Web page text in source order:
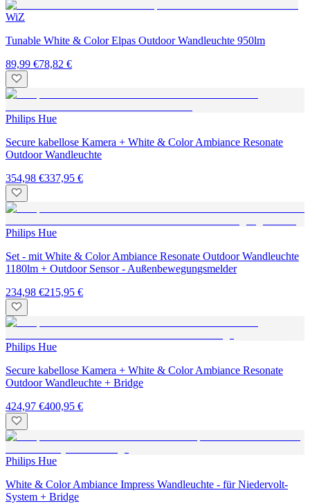
WiZ
Tunable White & Color Elpas Outdoor Wandleuchte 950lm
89,99 €78,82 €
Philips Hue
Secure kabellose Kamera + White & Color Ambiance Resonate
Outdoor Wandleuchte
354,98 €337,95 €
Philips Hue
Set - mit White & Color Ambiance Resonate Outdoor Wandleuchte
1180lm + Outdoor Sensor - Außenbewegungsmelder
234,98 €215,95 €
Philips Hue
Secure kabellose Kamera + White & Color Ambiance Resonate
Outdoor Wandleuchte + Bridge
424,97 €400,95 €
Philips Hue
White & Color Ambiance Impress Wandleuchte - für Niedervolt-
System + Bridge